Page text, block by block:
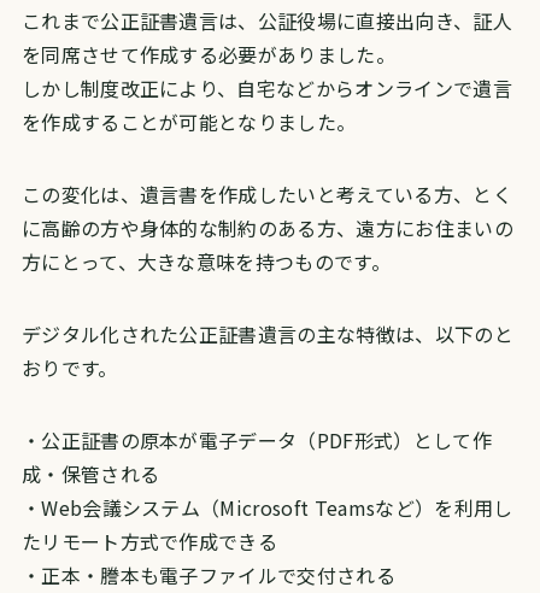
これまで公正証書遺言は、公証役場に直接出向き、証人
を同席させて作成する必要がありました。
しかし制度改正により、自宅などからオンラインで遺言
を作成することが可能となりました。
この変化は、遺言書を作成したいと考えている方、とく
に高齢の方や身体的な制約のある方、遠方にお住まいの
方にとって、大きな意味を持つものです。
デジタル化された公正証書遺言の主な特徴は、以下のと
おりです。
・公正証書の原本が電子データ（PDF形式）として作
成・保管される
・Web会議システム（Microsoft Teamsなど）を利用し
たリモート方式で作成できる
・正本・謄本も電子ファイルで交付される